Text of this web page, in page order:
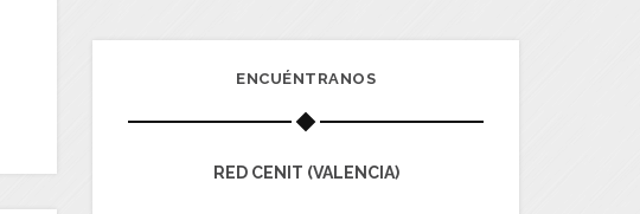
ENCUÉNTRANOS
RED CENIT (VALENCIA)